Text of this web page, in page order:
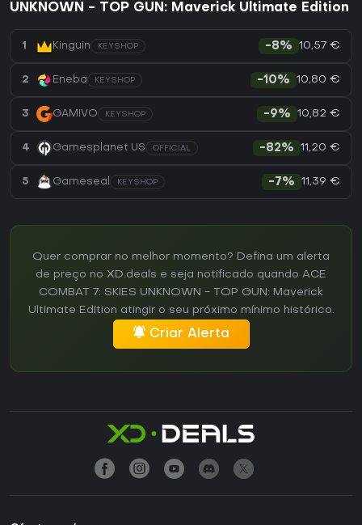
UNKNOWN - TOP GUN: Maverick Ultimate Edition
1 Kinguin KEYSHOP -8% 10,57 €
2 Eneba KEYSHOP -10% 10,80 €
3 GAMIVO KEYSHOP -9% 10,82 €
4 Gamesplanet US OFFICIAL -82% 11,20 €
5 Gameseal KEYSHOP -7% 11,39 €
Quer comprar no melhor momento? Defina um alerta
de preço no XD.deals e seja notificado quando ACE
COMBAT 7: SKIES UNKNOWN - TOP GUN: Maverick
Ultimate Edition atingir o seu próximo mínimo histórico.
Criar Alerta